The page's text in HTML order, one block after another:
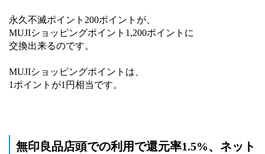
永久不滅ポイント200ポイントが、
MUJIショッピングポイント1,200ポイントに
交換出来るのです。
MUJIショッピングポイントは、
1ポイントが1円相当です。
無印良品店頭での利用で還元率1.5%、ネット